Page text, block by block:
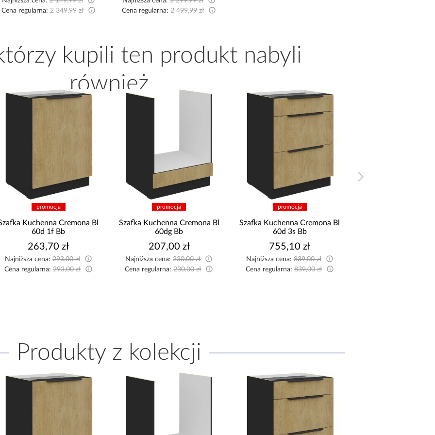
Cena regularna:2 349,99 zł
Cena regularna:2 499,99 zł
kupili ten produkt nabyli
również
promocja
Kuchenna Cremona Bl
60d 1f Bb
263,70 zł
Najniższa cena:293,00 zł
Cena regularna:293,00 zł
promocja
Szafka Kuchenna Cremona Bl
60dg Bb
207,00 zł
Najniższa cena:230,00 zł
Cena regularna:230,00 zł
promocja
Szafka Kuchenna Cremona Bl
60d 3s Bb
755,10 zł
Najniższa cena:839,00 zł
Cena regularna:839,00 zł
Produkty z kolekcji